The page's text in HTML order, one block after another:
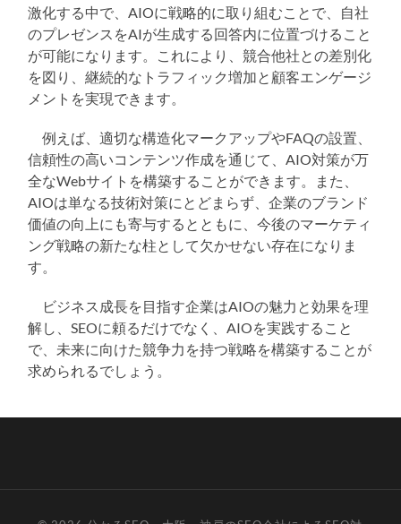
激化する中で、AIOに戦略的に取り組むことで、自社
のプレゼンスをAIが生成する回答内に位置づけること
が可能になります。これにより、競合他社との差別化
を図り、継続的なトラフィック増加と顧客エンゲージ
メントを実現できます。
例えば、適切な構造化マークアップやFAQの設置、
信頼性の高いコンテンツ作成を通じて、AIO対策が万
全なWebサイトを構築することができます。また、
AIOは単なる技術対策にとどまらず、企業のブランド
価値の向上にも寄与するとともに、今後のマーケティ
ング戦略の新たな柱として欠かせない存在になりま
す。
ビジネス成長を目指す企業はAIOの魅力と効果を理
解し、SEOに頼るだけでなく、AIOを実践すること
で、未来に向けた競争力を持つ戦略を構築することが
求められるでしょう。